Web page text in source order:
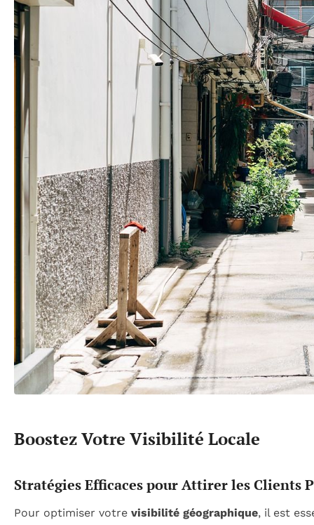
Boostez Votre Visibilité Locale
Stratégies Efficaces pour Attirer les Clients
Pour optimiser votre visibilité géographique, il est